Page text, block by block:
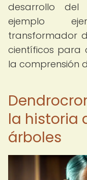
desarrollo del
ejemplo
transformador
científicos para
la comprensión
la historia
árboles